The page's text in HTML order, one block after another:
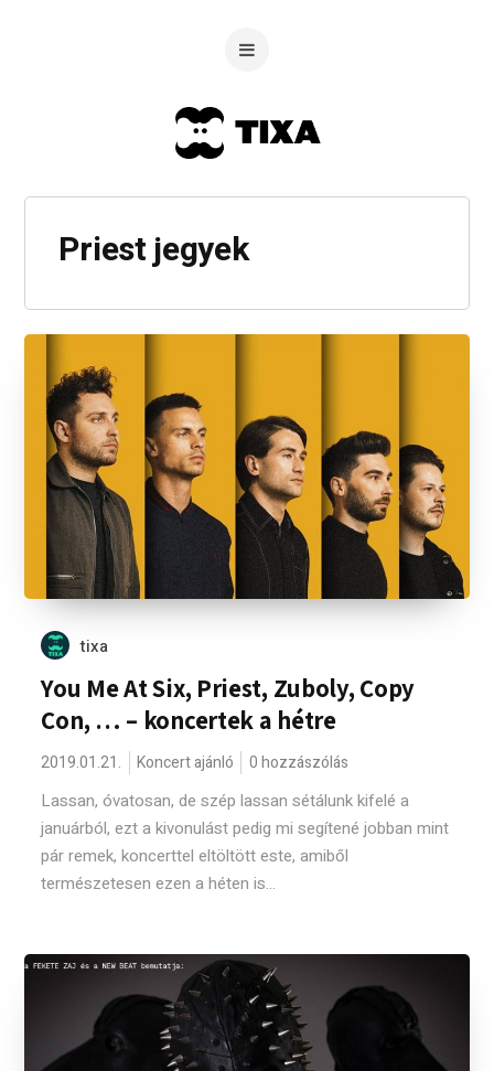
Priest jegyek
tixa
You Me At Six, Priest, Zuboly, Copy
Con, … – koncertek a hétre
2019.01.21. Koncert ajánló 0 hozzászólás
Lassan, óvatosan, de szép lassan sétálunk kifelé a
januárból, ezt a kivonulást pedig mi segítené jobban mint
pár remek, koncerttel eltöltött este, amiből
természetesen ezen a héten is...